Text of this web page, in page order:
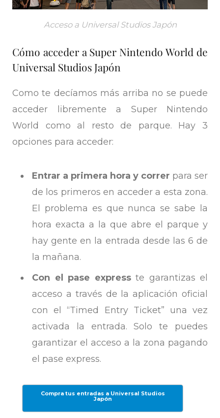
Acceso a Universal Studios Japón
Cómo acceder a Super Nintendo World de
Universal Studios Japón
Como te decíamos más arriba no se puede
acceder libremente a Super Nintendo
World como al resto de parque. Hay 3
opciones para acceder:
Entrar a primera hora y correr para ser
de los primeros en acceder a esta zona.
El problema es que nunca se sabe la
hora exacta a la que abre el parque y
hay gente en la entrada desde las 6 de
la mañana.
Con el pase expresste garantizas el
acceso a través de la aplicación oficial
con el “Timed Entry Ticket” una vez
activada la entrada. Solo te puedes
garantizar el acceso a la zona pagando
el pase express.
Compra tus entradas a Universal Studios
Japón